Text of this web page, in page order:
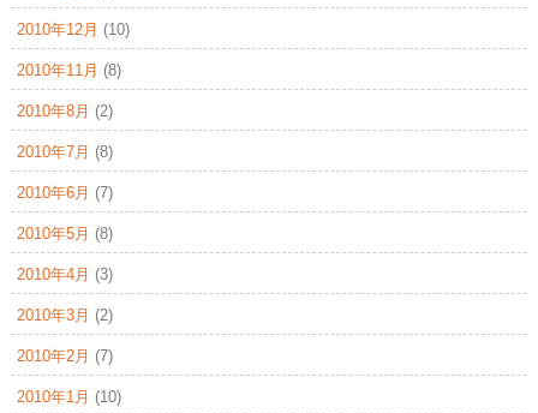
2010年12月 (10)
2010年11月 (8)
2010年8月 (2)
2010年7月 (8)
2010年6月 (7)
2010年5月 (8)
2010年4月 (3)
2010年3月 (2)
2010年2月 (7)
2010年1月 (10)